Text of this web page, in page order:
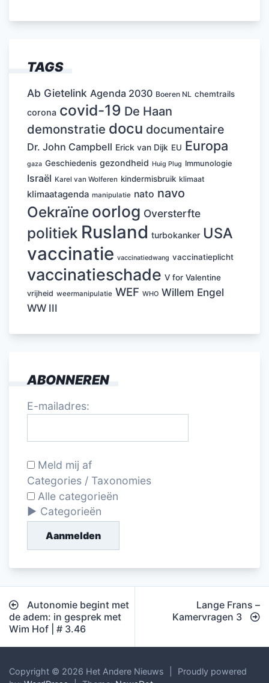
TAGS
Ab Gietelink Agenda 2030 Boeren NL chemtrails
corona covid-19 De Haan
demonstratie docu documentaire
Dr. John Campbell Erick van Dijk EU Europa
gaza Geschiedenis gezondheid Huig Plug Immunologie
Israël Karel van Wolferen kindermisbruik klimaat
klimaatagenda manipulatie nato navo
Oekraïne oorlog Oversterfte
politiek Rusland turbokanker USA
vaccinatie vaccinatiedwang vaccinatieplicht
vaccinatieschade V for Valentine
vrijheid weermanipulatie WEF WHO Willem Engel
WW III
ABONNEREN
E-mailadres:
Meld mij af
Categories / Taxonomies
Alle categorieën
Categorieën
Aanmelden
Bericht
navigatie
Autonomie begint met
de adem: in gesprek met
Wim Hof | # 3.46
Lange Frans –
Kamervragen 3
Copyright © 2026 Het Andere Nieuws
Proudly powered